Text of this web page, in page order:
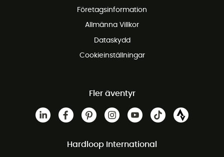
Företagsinformation
Allmänna Villkor
Dataskydd
Cookieinställningar
Fler äventyr
Hardloop International